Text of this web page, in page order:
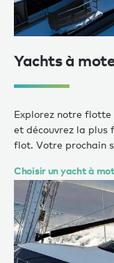
Yachts à
Explorez notre flotte
et découvrez la plus
flot. Votre prochain
Choisir un yacht à